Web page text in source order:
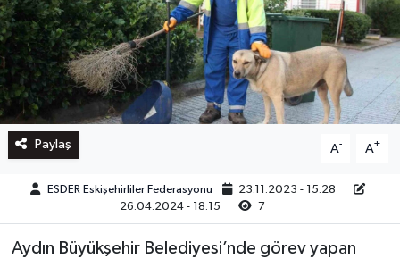
Paylaş A- A+
ESDER Eskişehirliler Federasyonu
23.11.2023 - 15:28
26.04.2024 - 18:15
7
Aydın Büyükşehir Belediyesi’nde görev yapan